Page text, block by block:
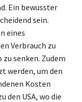
Ein bewusster
sein.
eines
Verbrauch zu
senken. Zudem
werden, um den
Kosten
den USA, wo die